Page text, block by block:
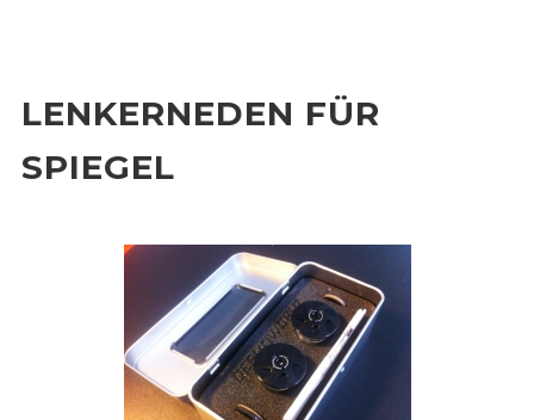
LENKERNEDEN FÜR
SPIEGEL